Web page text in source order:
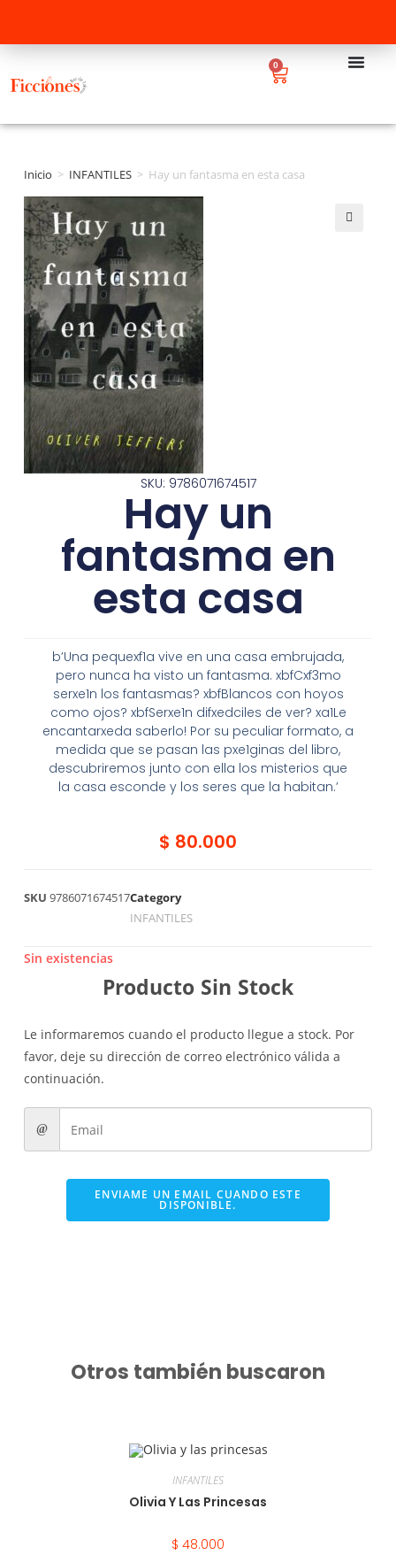
0
Inicio > INFANTILES > Hay un fantasma en esta casa
SKU: 9786071674517
Hay un
fantasma en
esta casa
b’Una pequexf1a vive en una casa embrujada,
pero nunca ha visto un fantasma. xbfCxf3mo
serxe1n los fantasmas? xbfBlancos con hoyos
como ojos? xbfSerxe1n difxedciles de ver? xa1Le
encantarxeda saberlo! Por su peculiar formato, a
medida que se pasan las pxe1ginas del libro,
descubriremos junto con ella los misterios que
la casa esconde y los seres que la habitan.’
$ 80.000
SKU 9786071674517Category
INFANTILES
Sin existencias
Producto Sin Stock
Le informaremos cuando el producto llegue a stock. Por
favor, deje su dirección de correo electrónico válida a
continuación.
ENVIAME UN EMAIL CUANDO ESTE
DISPONIBLE.
Otros también buscaron
INFANTILES
Olivia Y Las Princesas
$ 48.000